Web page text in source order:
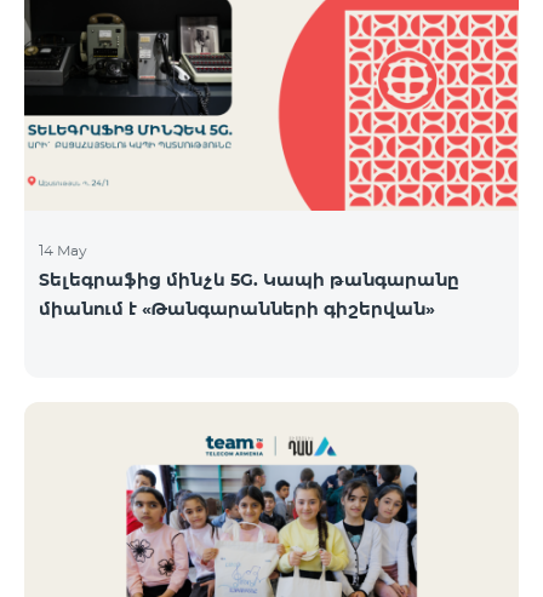
14 May
Տելեգրաֆից մինչև 5G. Կապի թանգարանը
միանում է «Թանգարանների գիշերվան»